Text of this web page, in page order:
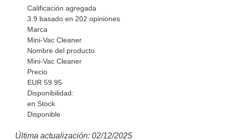
Calificación agregada
3.9 basado en202 opiniones
Marca
Mini-Vac Cleaner
Nombre del producto
Mini-Vac Cleaner
Precio
EUR 59.95
Disponibilidad:
en Stock
Disponible
Última actualización: 02/12/2025